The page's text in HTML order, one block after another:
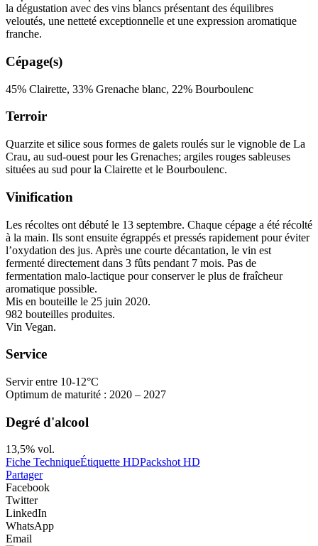
la dégustation avec des vins blancs présentant des équilibres
veloutés, une netteté exceptionnelle et une expression aromatique
franche.
Cépage(s)
45% Clairette, 33% Grenache blanc, 22% Bourboulenc
Terroir
Quarzite et silice sous formes de galets roulés sur le vignoble de La
Crau, au sud-ouest pour les Grenaches; argiles rouges sableuses
situées au sud pour la Clairette et le Bourboulenc.
Vinification
Les récoltes ont débuté le 13 septembre. Chaque cépage a été récolté
à la main. Ils sont ensuite égrappés et pressés rapidement pour éviter
l’oxydation des jus. Après une courte décantation, le vin est
fermenté directement dans 3 fûts pendant 7 mois. Pas de
fermentation malo-lactique pour conserver le plus de fraîcheur
aromatique possible.
Mis en bouteille le 25 juin 2020.
982 bouteilles produites.
Vin Vegan.
Service
Servir entre 10-12°C
Optimum de maturité : 2020 – 2027
Degré d'alcool
13,5% vol.
Fiche TechniqueÉtiquette HDPackshot HD
Partager
Facebook
Twitter
LinkedIn
WhatsApp
Email